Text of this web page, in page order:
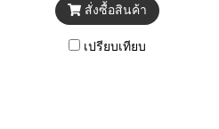
การกำจัดมลพิษโดยตรงบนพื้น
สั่งซื้อสินค้า
เปรียบเทียบ